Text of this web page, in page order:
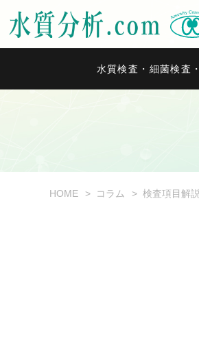
水質検査・細菌検査
HOME コラム 検査項目解説